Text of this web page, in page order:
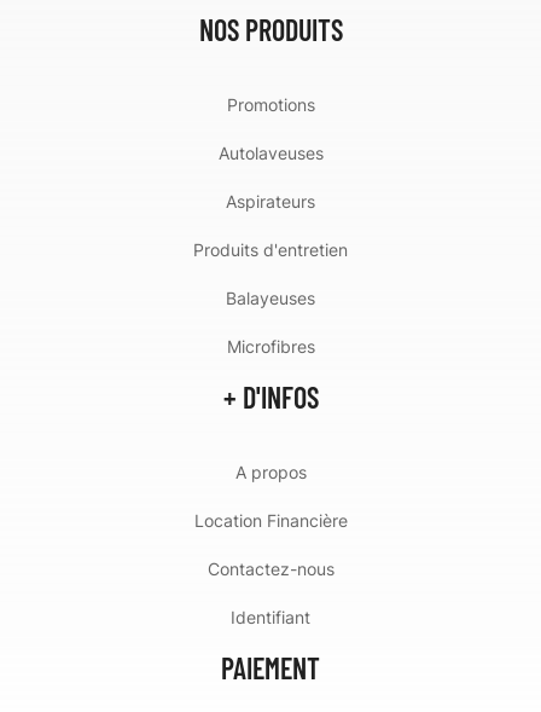
NOS PRODUITS
Promotions
Autolaveuses
Aspirateurs
Produits d'entretien
Balayeuses
Microfibres
+ D'INFOS
A propos
Location Financière
Contactez-nous
Identifiant
PAIEMENT